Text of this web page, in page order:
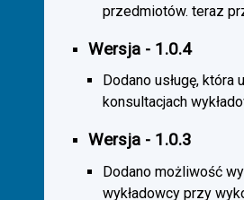
przedmiotów. teraz
Wersja - 1.0.4
Dodano usługę,
konsultacjach
Wersja - 1.0.3
Dodano możliwość
wykładowcy przy